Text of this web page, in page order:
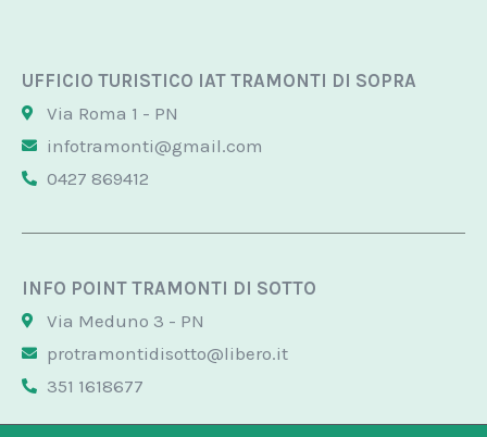
UFFICIO TURISTICO IAT TRAMONTI DI SOPRA
Via Roma 1 - PN
infotramonti@gmail.com
0427 869412
INFO POINT TRAMONTI DI SOTTO
Via Meduno 3 - PN
protramontidisotto@libero.it
351 1618677